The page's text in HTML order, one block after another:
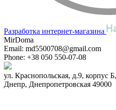
Разработка интернет-магазина
MirDoma
Email: md5500708@gmail.com
Phone: +38 050 550-07-08
ул. Краснопольская, д.9, корпус
Днепр, Днепропетровская 49000